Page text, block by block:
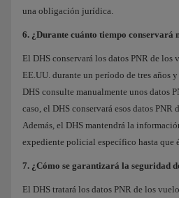
una obligación jurídica.
6. ¿Durante cuánto tiempo conservará
El DHS conservará los datos PNR de los
EE.UU. durante un período de tres años y
DHS consulte manualmente unos datos
caso, el DHS conservará esos datos PNR
Además, el DHS mantendrá la
expediente policial específico hasta que
7. ¿Cómo se garantizará la seguridad
El DHS tratará los datos PNR de los